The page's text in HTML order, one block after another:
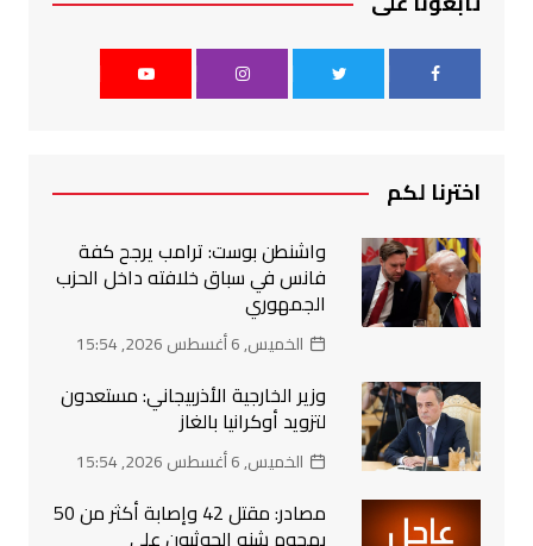
اخترنا لكم
واشنطن بوست: ترامب يرجح كفة
فانس في سباق خلافته داخل الحزب
الجمهوري
الخميس, 6 أغسطس 2026, 15:54
وزير الخارجية الأذربيجاني: مستعدون
لتزويد أوكرانيا بالغاز
الخميس, 6 أغسطس 2026, 15:54
مصادر: مقتل 42 وإصابة أكثر من 50